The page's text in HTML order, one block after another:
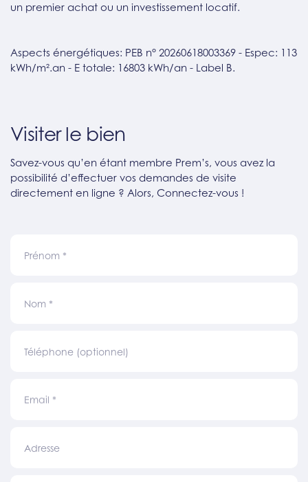
un premier achat ou un investissement locatif.
Aspects énergétiques: PEB n° 20260618003369 - Espec: 113
kWh/m².an - E totale: 16803 kWh/an - Label B.
Visiter le bien
Savez-vous qu’en étant membre Prem’s, vous avez la
possibilité d’effectuer vos demandes de visite
directement en ligne ? Alors, Connectez-vous !
Prénom *
Nom *
Téléphone (optionnel)
Email *
Adresse